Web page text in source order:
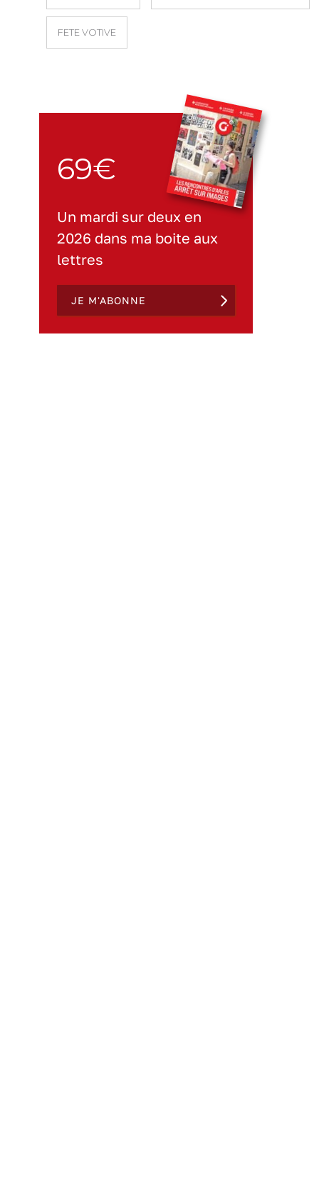
FETE VOTIVE
69€
Un mardi sur deux en
2026 dans ma boite aux
lettres
JE M'ABONNE